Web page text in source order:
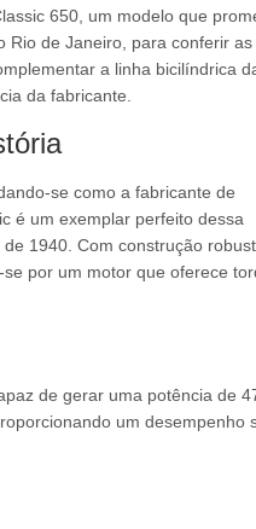
650, um modelo que
Rio de Janeiro, para conferir as
a linha bicilíndrica
da fabricante.
se como a fabricante de
é um exemplar perfeito dessa
1940. Com construção
por um motor que oferece
de gerar uma potência de
um desempenho